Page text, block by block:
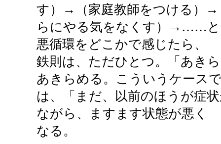
す）→（家庭教師をつける）→
らにやる気をなくす）→……と
悪循環をどこかで感じたら、
鉄則は、ただひとつ。「あき
あきらめる。こういうケース
は、「まだ、以前のほうが症
ながら、ますます状態が悪く
なる。